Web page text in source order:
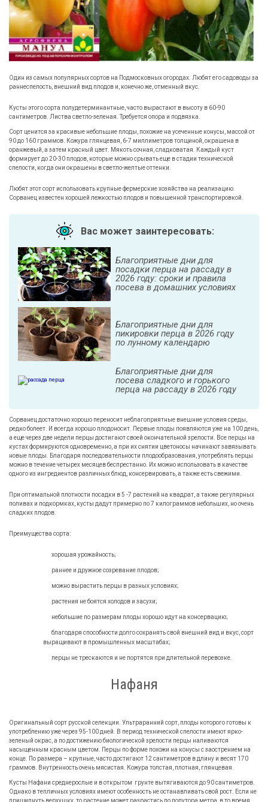
Один из самых популярных сортов на Подмосковных огородах. Любят его садоводы за
раннеспелость, внешний вид плодов и, конечно же, отменный вкус.
Кусты этого сорта полудетерминантные, часто вырастают в высоту в 60-90
сантиметров. Листва светло-зеленая. Требуется опора и подвязка.
Сорт ценится за красивые небольшие плоды, похожие на усеченные конусы, массой от
90 до 160 граммов. Кожура глянцевая, 6-7 миллиметров толщиной, окрашена в
оранжевый, а затем красный цвет. Мякоть сочная, сладковатая. Каждый куст
формирует до 20-30 плодов, которые можно срывать еще в стадии технической
спелости, когда они окрашены в светло-желтые оттенки.
Любят этот сорт использовать крупные фермерские хозяйства на реализацию.
Сорванец известен хорошей лежкостью плодов и повышенной транспортировкой.
Вас может заинтересовать:
Благоприятные дни для
посадки перца на рассаду в
2026 году: сроки и правила
посева в домашних условиях
Благоприятные дни для
пикировки перца в 2026 году
по лунному календарю
Благоприятные дни для
посева сладкого и горького
перца на рассаду в 2026 году
Сорванец достаточно хорошо переносит неблагоприятные внешние условия среды,
редко болеет. И всегда хорошо плодоносит. Первые плоды появляются уже на 100 день,
а еще через две недели перцы достигают своей окончательной зрелости. Все перцы на
кустах формируются одновременно, а при их снятии цветоносы начинают завязывать
новые плоды. Благодаря последовательности плодообразования, употреблять перцы
можно в течение четырех месяцев беспрестанно. Их можно использовать в качестве
одного из ингредиентов различных блюд, консервировать, а также есть свежими.
При оптимальной плотности посадки в 5 -7 растений на квадрат, а также регулярных
поливах и подкормках, кусты дадут примерно по 7 килограммов небольших, но очень
сладких плодов.
Преимущества сорта:
хорошая урожайность;
раннее и дружное созревание плодов;
можно вырастить перцы в разных условиях;
растения не боятся холодов и засухи;
небольшие по размерам плоды хорошо идут на консервацию;
благодаря способности долго сохранять свой внешний вид и вкус, сорт
выращивают в промышленных масштабах;
перцы не трескаются и не портятся при длительной перевозке.
Нафаня
Оригинальный сорт русской селекции. Ультраранний сорт, плоды которого готовы к
употреблению уже через 95-100 дней. В период технической спелости имеют ярко-
зеленый окрас, а по достижению биологической зрелости перцы наливаются
насыщенным красным цветом. Перцы по форме похожи на конусы с заострением на
конце. По размера – крупные, часто достигают 12 сантиметров в длину и весят 170
граммов. Внутренность очень мясистая. Кожура толстая, плотная, глянцевая.
Кусты Нафани среднерослые и в открытом грунте вытягиваются до 90 сантиметров.
Однако в тепличных условиях имеют особенность не останавливать свой рост. Если не
прищипнуть верхушку, то растение может разрастись до полутора метра, в то время